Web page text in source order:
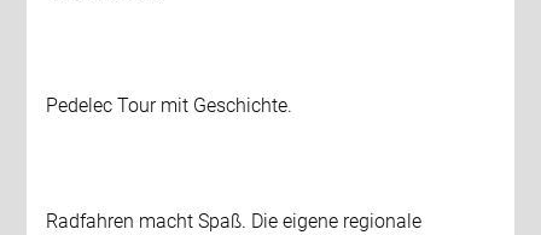
Pedelec Tour mit Geschichte.
Radfahren macht Spaß. Die eigene regionale